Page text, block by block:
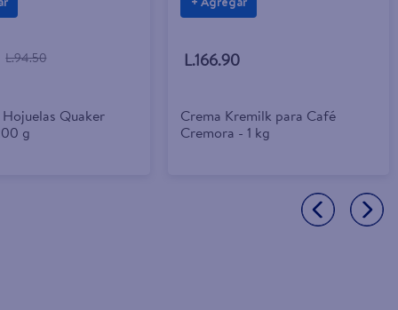
L.94.50
Quaker
g
+ Agregar
L.166.90
Crema Kremilk para Café
Cremora - 1 kg